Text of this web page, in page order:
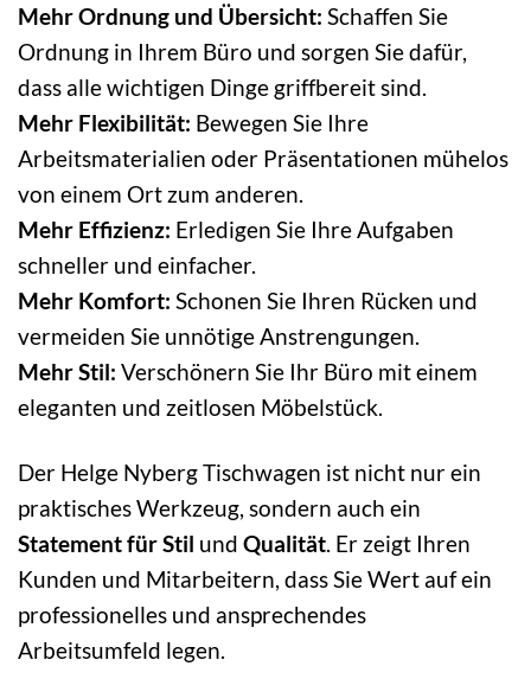
Mehr Ordnung und Übersicht: Schaffen Sie
Ordnung in Ihrem Büro und sorgen Sie dafür,
dass alle wichtigen Dinge griffbereit sind.
Mehr Flexibilität: Bewegen Sie Ihre
Arbeitsmaterialien oder Präsentationen mühelos
von einem Ort zum anderen.
Mehr Effizienz: Erledigen Sie Ihre Aufgaben
schneller und einfacher.
Mehr Komfort: Schonen Sie Ihren Rücken und
vermeiden Sie unnötige Anstrengungen.
Mehr Stil: Verschönern Sie Ihr Büro mit einem
eleganten und zeitlosen Möbelstück.
Der Helge Nyberg Tischwagen ist nicht nur ein
praktisches Werkzeug, sondern auch ein
Statement für Stil und Qualität. Er zeigt Ihren
Kunden und Mitarbeitern, dass Sie Wert auf ein
professionelles und ansprechendes
Arbeitsumfeld legen.